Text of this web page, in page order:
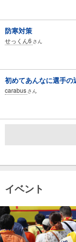
防寒対策
せっくん6 さん
初めてあんなに選手
carabus さん
イベント